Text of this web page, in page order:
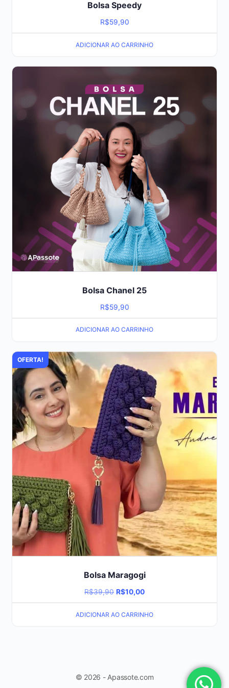
Bolsa Speedy
R$59,90
ADICIONAR AO CARRINHO
Bolsa Chanel 25
R$59,90
ADICIONAR AO CARRINHO
OFERTA!
Bolsa Maragogi
R$39,90 O
preço
original
R$10,00O
preço
atual
ADICIONAR AO CARRINHO
© 2026 - Apassote.com